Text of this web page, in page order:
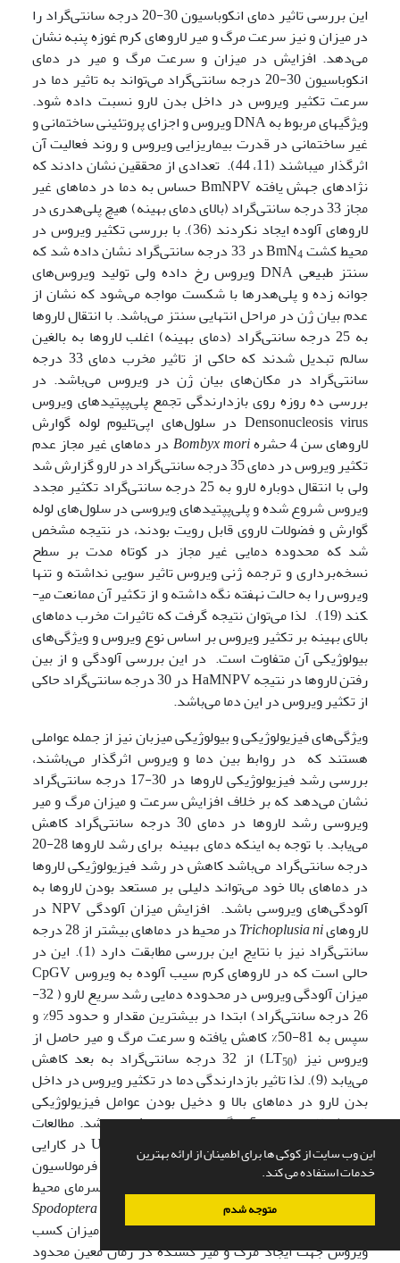
این وب سایت از کوکی ها برای اطمینان از ارائه بهترین
خدمات استفاده می کند.
متوجه شدم
این بررسی تاثیر دمای انکوباسیون 30-20 درجه سانتی‌گراد را
در میزان و نیز سرعت مرگ و میر لاروهای کرم غوزه پنبه نشان
می‌دهد. افزایش در میزان و سرعت مرگ و میر در دمای
انکوباسیون 30-20 درجه سانتی‌گراد می‌تواند به تاثیر دما در
سرعت تکثیر ویروس در داخل بدن لارو نسبت داده شود.
ویژگیهای مربوط به DNA ویروس و اجزای پروتئینی ساختمانی و
غیر ساختمانی در قدرت بیماریزایی ویروس و روند فعالیت آن
اثرگذار می­باشند (11، 44). تعدادی از محققین نشان دادند که
نژادهای جهش یافته BmNPV حساس به دما در دماهای غیر
مجاز 33 درجه سانتی‌گراد (بالای دمای بهینه) هیچ پلی‌هدری در
لاروهای آلوده ایجاد نکردند (36). با بررسی تکثیر ویروس در
محیط کشت BmN4
در 33 درجه سانتی‌گراد نشان داده شد که
سنتز طبیعی DNA ویروس رخ داده ولی تولید ویروس‌های
جوانه زده و پلی‌هدرها با شکست مواجه می‌شود که نشان از
عدم بیان ژن در مراحل انتهایی سنتز می‌باشد. با انتقال لاروها
به 25 درجه سانتی‌گراد (دمای بهینه) اغلب لاروها به بالغین
سالم تبدیل شدند که حاکی از تاثیر مخرب دمای 33 درجه
سانتی‌گراد در مکان‌های بیان ژن در ویروس می‌باشد. در
بررسی ده روزه روی بازدارندگی تجمع پلی‌پپتیدهای ویروس
Densonucleosis virus در سلول‌های اپی‌تلیوم لوله گوارش
لاروهای سن 4 حشره
Bombyx mori در دماهای غیر مجاز عدم
تکثیر ویروس در دمای 35 درجه سانتی‌گراد در لارو گزارش شد
ولی با انتقال دوباره لارو به 25 درجه سانتی‌گراد تکثیر مجدد
ویروس شروع شده و پلی‌پپتیدهای ویروسی در سلول‌های لوله
گوارش و فضولات لاروی قابل رویت بودند، در نتیجه مشخص
شد که محدوده دمایی غیر مجاز در کوتاه مدت بر سطح
نسخه‌برداری و ترجمه ژنی ویروس تاثیر سویی نداشته و تنها
ویروس را به حالت نهفته نگه داشته و از تکثیر آن ممانعت می­
کند (19). لذا می‌توان نتیجه گرفت که تاثیرات مخرب دماهای
بالای بهینه بر تکثیر ویروس بر اساس نوع ویروس و ویژگی‌های
بیولوژیکی آن متفاوت است. در این بررسی آلودگی و از بین
رفتن لاروها در نتیجه HaMNPV در 30 درجه سانتی‌گراد حاکی
از تکثیر ویروس در این دما می‌باشد.
ویژگی‌های فیزیولوژیکی و بیولوژیکی میزبان نیز از جمله عواملی
هستند که در روابط بین دما و ویروس اثرگذار می‌باشند،
بررسی رشد فیزیولوژیکی لاروها در 30-17 درجه سانتی‌گراد
نشان می‌دهد که بر خلاف افزایش سرعت و میزان مرگ و میر
ویروسی رشد لاروها در دمای 30 درجه سانتی‌گراد کاهش
می‌یابد. با توجه به اینکه دمای بهینه برای رشد لاروها 28-20
درجه سانتی‌گراد می‌باشد کاهش در رشد فیزیولوژیکی لاروها
در دماهای بالا خود می‌تواند دلیلی بر مستعد بودن لاروها به
آلودگی‌های ویروسی باشد. افزایش میزان آلودگی NPV در
لاروهایTrichoplusia ni
در محیط در دماهای بیشتر از 28 درجه
سانتی‌گراد نیز با نتایج این بررسی مطابقت دارد (1). این در
حالی است که در لاروهای کرم سیب آلوده به ویروس CpGV
میزان آلودگی ویروس در محدوده دمایی رشد سریع لارو ( 32-
26 درجه سانتی‌گراد) ابتدا در بیشترین مقدار و حدود 95% و
سپس به 81-50% کاهش یافته و سرعت مرگ و میر حاصل از
ویروس نیز (LT50
) از 32 درجه سانتی‌گراد به بعد کاهش
می‌یابد (9). لذا تاثیر بازدارندگی دما در تکثیر ویروس در داخل
بدن لارو در دماهای بالا و دخیل بودن عوامل فیزیولوژیکی
مرتبط با لارو در روند آلودگی به ویروس موثر می باشد. مطالعات
نشان داده است که علیرغم تاثیر سوء اشعه UV در کارایی
ویروس SpexNPV در روزهای آفتابی استفاده از فرمولاسیون
های ویروسی در ساعات سرد شبانه بدلیل تاثیر سرمای محیط
در کاهش فعالیت فیزیولوژیکی لاروهای
Spodoptera exempta
از جمله کاهش میزان تغذیه و در نتیجه کاهش میزان کسب
ویروس جهت ایجاد مرگ و میر کشنده در زمان معین محدود